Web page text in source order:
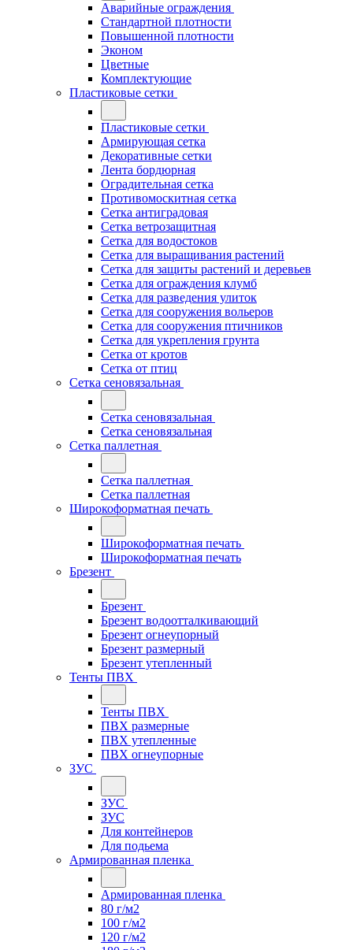
Аварийные ограждения
Стандартной плотности
Повышенной плотности
Эконом
Цветные
Комплектующие
Пластиковые сетки
Пластиковые сетки
Армирующая сетка
Декоративные сетки
Лента бордюрная
Оградительная сетка
Противомоскитная сетка
Сетка антиградовая
Сетка ветрозащитная
Сетка для водостоков
Сетка для выращивания растений
Сетка для защиты растений и деревьев
Сетка для ограждения клумб
Сетка для разведения улиток
Сетка для сооружения вольеров
Сетка для сооружения птичников
Сетка для укрепления грунта
Сетка от кротов
Сетка от птиц
Сетка сеновязальная
Сетка сеновязальная
Сетка сеновязальная
Сетка паллетная
Сетка паллетная
Сетка паллетная
Широкоформатная печать
Широкоформатная печать
Широкоформатная печать
Брезент
Брезент
Брезент водоотталкивающий
Брезент огнеупорный
Брезент размерный
Брезент утепленный
Тенты ПВХ
Тенты ПВХ
ПВХ размерные
ПВХ утепленные
ПВХ огнеупорные
ЗУС
ЗУС
ЗУС
Для контейнеров
Для подьема
Армированная пленка
Армированная пленка
80 г/м2
100 г/м2
120 г/м2